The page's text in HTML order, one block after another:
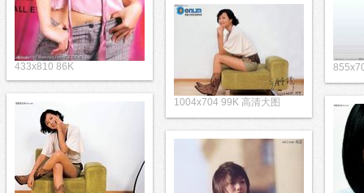
433x810 86K
1004x704 99K 高清大图